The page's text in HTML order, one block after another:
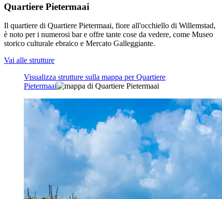
Quartiere Pietermaai
Il quartiere di Quartiere Pietermaai, fiore all'occhiello di Willemstad,
è noto per i numerosi bar e offre tante cose da vedere, come Museo
storico culturale ebraico e Mercato Galleggiante.
Vai alle strutture
Visualizza strutture sulla mappa per Quartiere
Pietermaai